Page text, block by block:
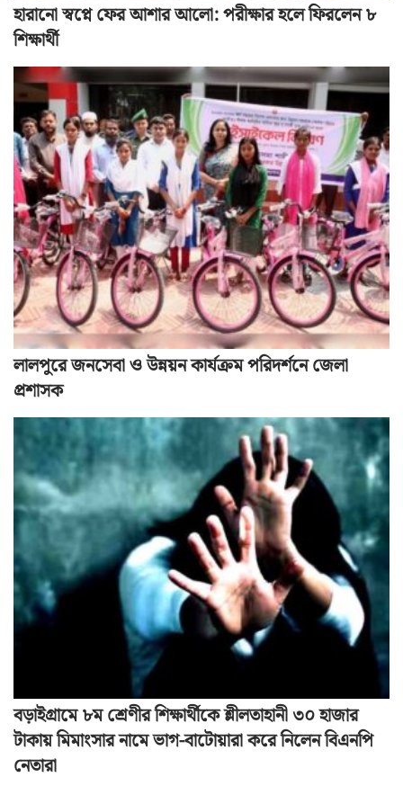
হারানো স্বপ্নে ফের আশার আলো: পরীক্ষার হলে ফিরলেন ৮
শিক্ষার্থী
লালপুরে জনসেবা ও উন্নয়ন কার্যক্রম পরিদর্শনে জেলা
প্রশাসক
বড়াইগ্রামে ৮ম শ্রেণীর শিক্ষার্থীকে শ্লীলতাহানী ৩০ হাজার
টাকায় মিমাংসার নামে ভাগ-বাটোয়ারা করে নিলেন বিএনপি
নেতারা